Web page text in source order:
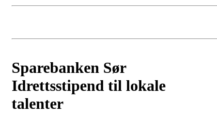
Sparebanken Sør
Idrettsstipend til lokale
talenter